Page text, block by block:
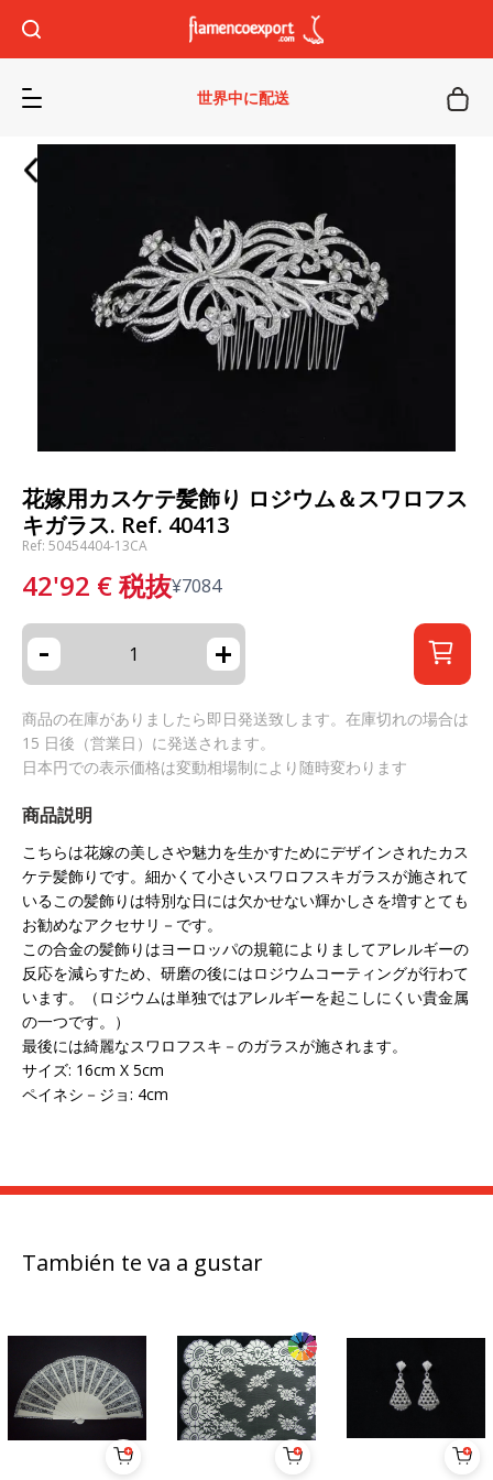
世界中に配送
花嫁用カスケテ髪飾り ロジウム＆スワロフス
キガラス. Ref. 40413
Ref: 50454404-13CA
42'92 €税抜¥7084
- +
商品の在庫がありましたら即日発送致します。在庫切れの場合は
15 日後（営業日）に発送されます。
日本円での表示価格は変動相場制により随時変わります
商品説明
こちらは花嫁の美しさや魅力を生かすためにデザインされたカス
ケテ髪飾りです。細かくて小さいスワロフスキガラスが施されて
いるこの髪飾りは特別な日には欠かせない輝かしさを増すとても
お勧めなアクセサリ－です。
この合金の髪飾りはヨーロッパの規範によりましてアレルギーの
反応を減らすため、研磨の後にはロジウムコーティングが行わて
います。（ロジウムは単独ではアレルギーを起こしにくい貴金属
の一つです。）
最後には綺麗なスワロフスキ－のガラスが施されます。
サイズ: 16cm X 5cm
ペイネシ－ジョ: 4cm
También te va a gustar